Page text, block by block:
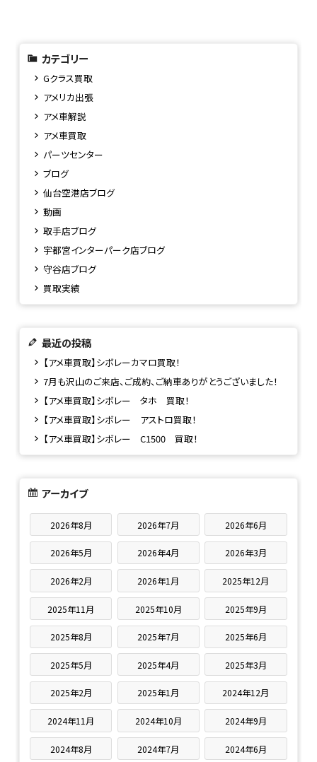
カテゴリー
Gクラス買取
アメリカ出張
アメ車解説
アメ車買取
パーツセンター
ブログ
仙台空港店ブログ
動画
取手店ブログ
宇都宮インターパーク店ブログ
守谷店ブログ
買取実績
最近の投稿
【アメ車買取】シボレーカマロ買取！
7月も沢山のご来店、ご成約、ご納車ありがとうございました！
【アメ車買取】シボレー タホ 買取！
【アメ車買取】シボレー アストロ買取！
【アメ車買取】シボレー C1500 買取！
アーカイブ
2026年8月 2026年7月 2026年6月
2026年5月 2026年4月 2026年3月
2026年2月 2026年1月 2025年12月
2025年11月 2025年10月 2025年9月
2025年8月 2025年7月 2025年6月
2025年5月 2025年4月 2025年3月
2025年2月 2025年1月 2024年12月
2024年11月 2024年10月 2024年9月
2024年8月 2024年7月 2024年6月